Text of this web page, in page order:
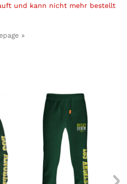
und kann nicht mehr bestellt
»